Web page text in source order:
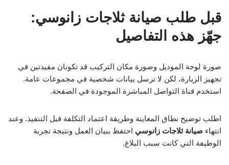
قبل طلب صيانة ثلاجات زانوسي:
جهّز هذه التفاصيل
صورة لوحة الموديل وصورة مكان التركيب قد تكونان مفيدتين في
تجهيز الزيارة، لكن لا ترسل بيانات شخصية في مجموعات عامة.
استخدم قناة التواصل المباشرة الموجودة في الصفحة.
اطلب توضيح نطاق المعاينة وطريقة اعتماد التكلفة قبل التنفيذ. وعند
انتهاء صيانة ثلاجات زانوسي احتفظ ببيان العمل ونتيجة تجربة
الوظيفة التي كانت سبب البلاغ.